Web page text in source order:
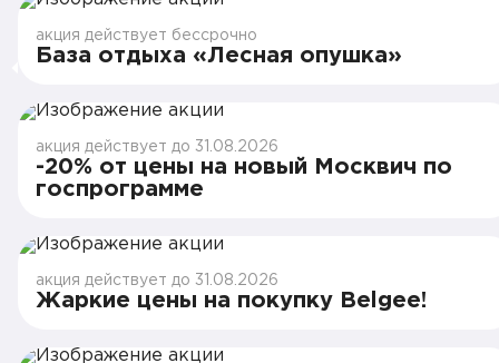
акция действует бессрочно
База отдыха «Лесная опушка»
акция действует до 31.08.2026
-20% от цены на новый Москвич по
госпрограмме
акция действует до 31.08.2026
Жаркие цены на покупку Belgee!